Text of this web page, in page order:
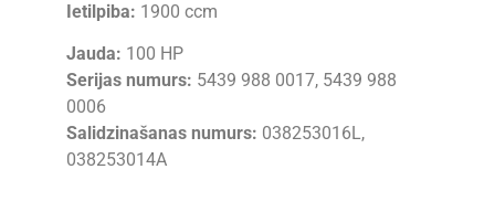
Ietilpiba: 1900 ccm
Jauda: 100 HP
Serijas numurs: 5439 988 0017, 5439 988
0006
Salidzinašanas numurs: 038253016L,
038253014A